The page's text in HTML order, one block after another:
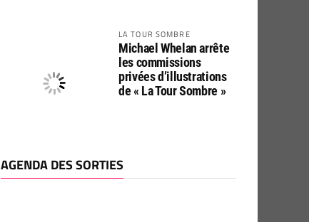
LA TOUR SOMBRE
Michael Whelan arrête
les commissions
privées d’illustrations
de « La Tour Sombre »
AGENDA DES SORTIES